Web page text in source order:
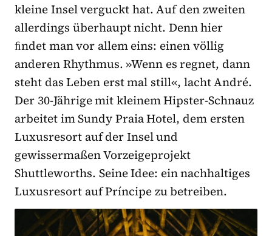
kleine Insel verguckt hat. Auf den zweiten
allerdings überhaupt nicht. Denn hier
ﬁndet man vor allem eins: einen völlig
anderen Rhythmus. »Wenn es regnet, dann
steht das Leben erst mal still«, lacht André.
Der 30-Jährige mit kleinem Hipster-Schnauz
arbeitet im Sundy Praia Hotel, dem ersten
Luxusresort auf der Insel und
gewissermaßen Vorzeigeprojekt
Shuttleworths. Seine Idee: ein nachhaltiges
Luxusresort auf Príncipe zu betreiben.